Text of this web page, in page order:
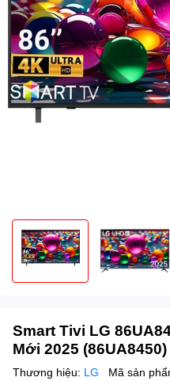
Smart Tivi LG
Mới 2025 (86UA8450)
Thương hiệu: LG Mã sản